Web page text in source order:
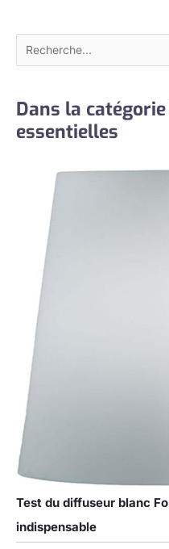
Dans la
essentielles
Test du diffuseur blanc
indispensable